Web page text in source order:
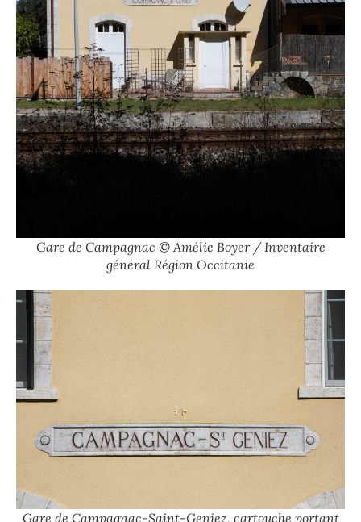
Gare de Campagnac © Amélie Boyer / Inventaire
général Région Occitanie
Gare de Campagnac-Saint-Geniez, cartouche portant